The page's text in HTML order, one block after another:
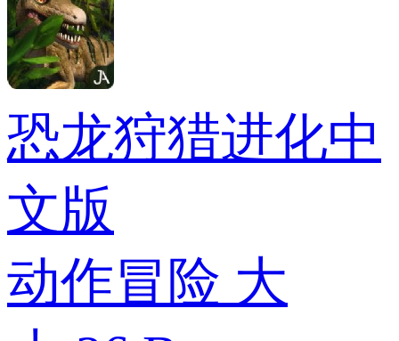
恐龙狩猎进化中
文版
动作冒险 大